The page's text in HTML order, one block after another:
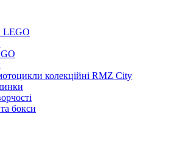
LEGO
колекційні RMZ City
бокси